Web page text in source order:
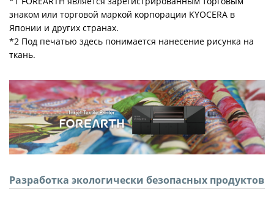
знаком или торговой маркой корпорации KYOCERA в
Японии и других странах.
*2 Под печатью здесь понимается нанесение рисунка на
ткань.
Разработка экологически безопасных продуктов